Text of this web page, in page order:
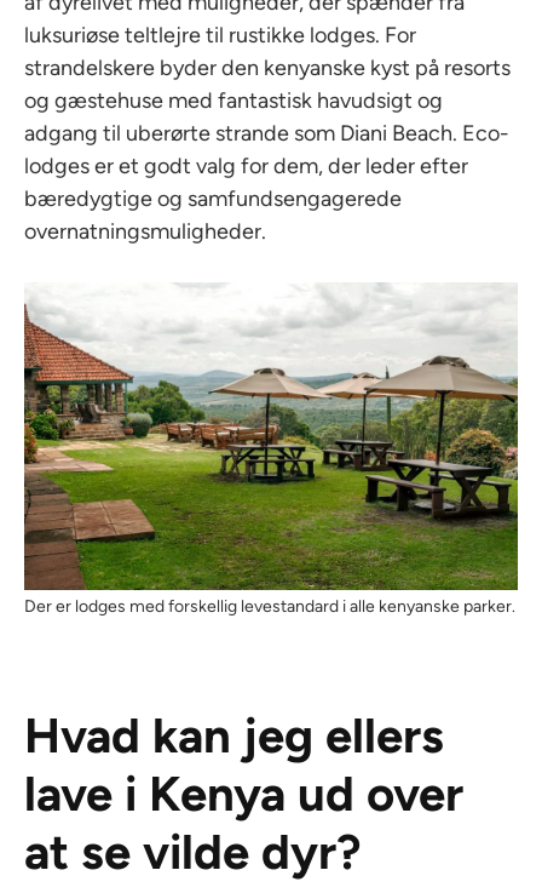
luksuriøse teltlejre til rustikke lodges. For
strandelskere byder den kenyanske kyst på resorts
og gæstehuse med fantastisk havudsigt og
adgang til uberørte strande som Diani Beach. Eco-
lodges er et godt valg for dem, der leder efter
bæredygtige og samfundsengagerede
overnatningsmuligheder.
Der er lodges med forskellig levestandard i alle kenyanske parker.
Hvad kan jeg ellers
lave i Kenya ud over
at se vilde dyr?